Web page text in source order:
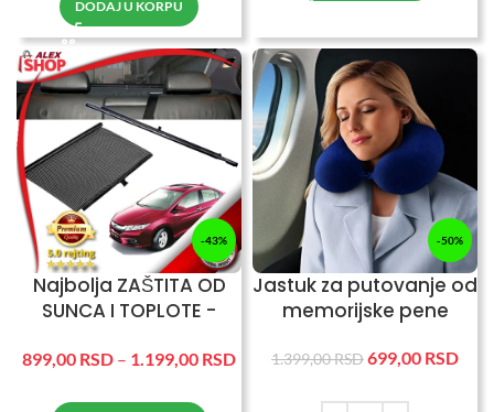
DODAJ U KORPU
-43%
Najbolja ZAŠTITA OD
SUNCA I TOPLOTE -
899,00 RSD – 1.199,00 RSD
-50%
Jastuk za putovanje od
memorijske pene
1.399,00RSD699,00 RSD